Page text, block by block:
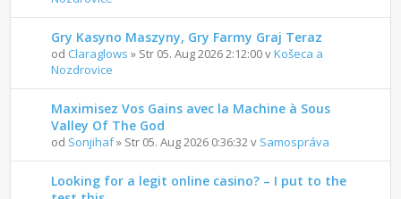
Gry Kasyno Maszyny, Gry Farmy Graj Teraz
od Claraglows » Str 05. Aug 2026 2:12:00 vKošeca a
Nozdrovice
Maximisez Vos Gains avec la Machine à Sous
Valley Of The God
od Sonjihaf» Str 05. Aug 2026 0:36:32 v Samospráva
Looking for a legit online casino? – I put to the